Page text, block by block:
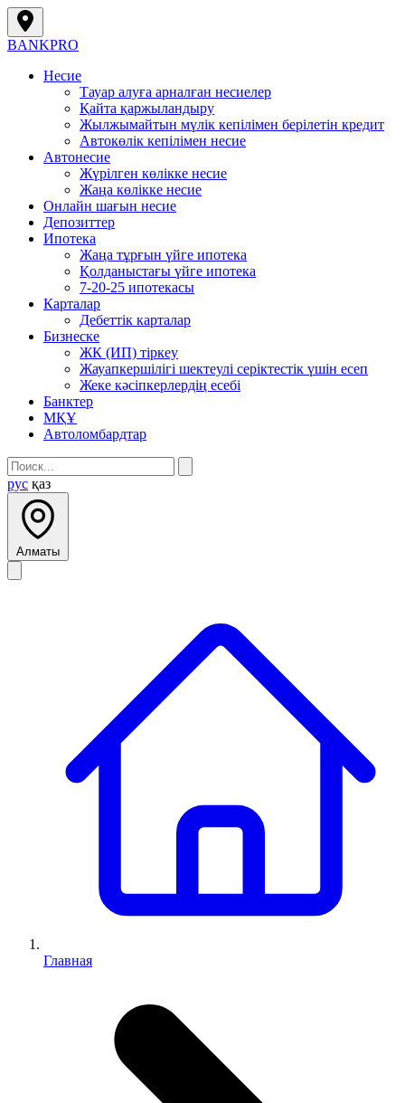
BANKPRO
Несие
Тауар алуға арналған несиелер
Қайта қаржыландыру
Жылжымайтын мүлік кепілімен берілетін кредит
Автокөлік кепілімен несие
Автонесие
Жүрілген көлікке несие
Жаңа көлікке несие
Онлайн шағын несие
Депозиттер
Ипотека
Жаңа тұрғын үйге ипотека
Қолданыстағы үйге ипотека
7-20-25 ипотекасы
Карталар
Дебеттік карталар
Бизнеске
ЖК (ИП) тіркеу
Жауапкершілігі шектеулі серіктестік үшін есеп
Жеке кәсіпкерлердің есебі
Банктер
МҚҰ
Автоломбардтар
рус қаз
Алматы
Главная